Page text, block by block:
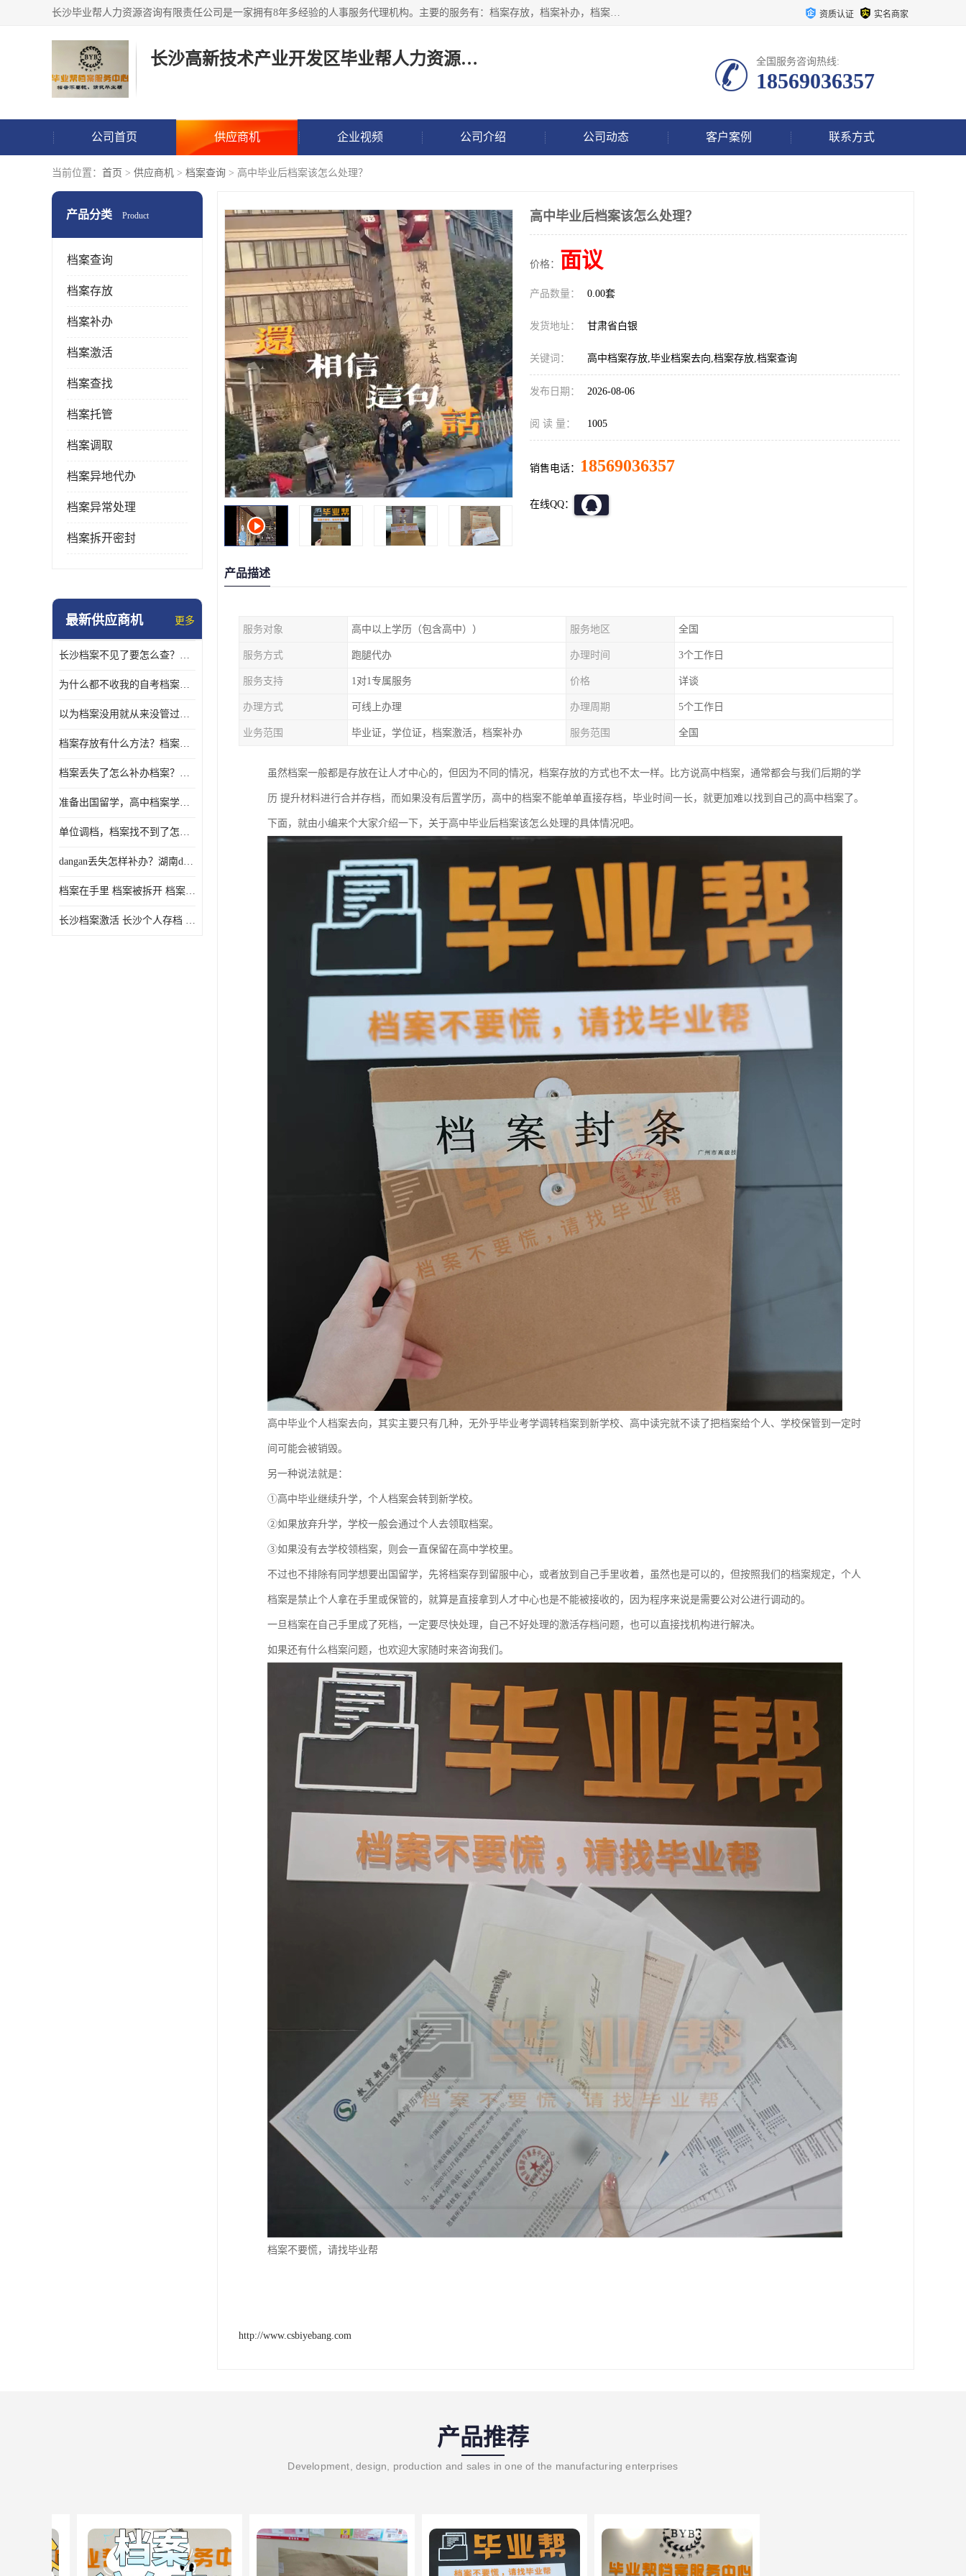
长沙毕业帮人力资源咨询有限责任公司是一家拥有8年多经验的人事服务代理机构。主要的服务有：档案存放，档案补办，档案激活，档案查询，档案查找，档案托管，档案调取，档案异地代办，档案异常处理 等；提供毕业档案处理、人事档案服务、商务代理代办、个人档案等服务，同时办事过程全程与客户沟通，确保真实、安全、可靠！ 资质认证 实名商家
长沙高新技术产业开发区毕业帮人力资源咨询有限责任公司 全国服务咨询热线:
18569036357
公司首页 供应商机 企业视频 公司介绍 公司动态 客户案例 联系方式
当前位置： 首页 > 供应商机 > 档案查询 > 高中毕业后档案该怎么处理？
产品分类 Product
档案查询
档案存放
档案补办
档案激活
档案查找
档案托管
档案调取
档案异地代办
档案异常处理
档案拆开密封
最新供应商机 更多
长沙档案不见了要怎么查？档案查询 档案补办
为什么都不收我的自考档案？自考档案怎么存档？
以为档案没用就从来没管过，现在要用档案该怎么办？
档案存放有什么方法？档案在手里为什么不能用
档案丢失了怎么补办档案？湖南档案补办 档案补办方法
准备出国留学，高中档案学校发给我了怎么办？
单位调档，档案找不到了怎么办？
dangan丢失怎样补办？湖南dangan丢失补办流程介绍！
档案在手里 档案被拆开 档案补办 档案问题一站式服务
长沙档案激活 长沙个人存档 长沙档案存档
高中毕业后档案该怎么处理？
价格： 面议
产品数量： 0.00套
发货地址： 甘肃省白银
关键词： 高中档案存放,毕业档案去向,档案存放,档案查询
发布日期： 2026-08-06
阅 读 量： 1005
销售电话： 18569036357
在线QQ：
产品描述
服务对象 高中以上学历（包含高中）） 服务地区 全国
服务方式 跑腿代办 办理时间 3个工作日
服务支持 1对1专属服务 价格 详谈
办理方式 可线上办理 办理周期 5个工作日
业务范围 毕业证，学位证，档案激活，档案补办 服务范围 全国
虽然档案一般都是存放在让人才中心的，但因为不同的情况，档案存放的方式也不太一样。比方说高中档案，通常都会与我们后期的学
历 提升材料进行合并存档，而如果没有后置学历，高中的档案不能单单直接存档，毕业时间一长，就更加难以找到自己的高中档案了。
下面，就由小编来个大家介绍一下，关于高中毕业后档案该怎么处理的具体情况吧。
高中毕业个人档案去向，其实主要只有几种，无外乎毕业考学调转档案到新学校、高中读完就不读了把档案给个人、学校保管到一定时
间可能会被销毁。
另一种说法就是：
①高中毕业继续升学，个人档案会转到新学校。
②如果放弃升学，学校一般会通过个人去领取档案。
③如果没有去学校领档案，则会一直保留在高中学校里。
不过也不排除有同学想要出国留学，先将档案存到留服中心，或者放到自己手里收着，虽然也是可以的，但按照我们的档案规定，个人
档案是禁止个人拿在手里或保管的，就算是直接拿到人才中心也是不能被接收的，因为程序来说是需要公对公进行调动的。
一旦档案在自己手里成了死档，一定要尽快处理，自己不好处理的激活存档问题，也可以直接找机构进行解决。
如果还有什么档案问题，也欢迎大家随时来咨询我们。
档案不要慌，请找毕业帮
http://www.csbiyebang.com
产品推荐
Development, design, production and sales in one of the manufacturing enterprises